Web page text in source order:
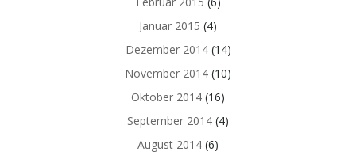
Januar 2015 (4)
Dezember 2014(14)
November 2014 (10)
Oktober 2014 (16)
September 2014 (4)
August 2014 (6)